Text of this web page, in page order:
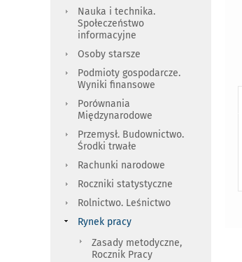
Nauka i technika.
Społeczeństwo
informacyjne
Osoby starsze
Podmioty gospodarcze.
Wyniki finansowe
Porównania
Międzynarodowe
Przemysł. Budownictwo.
Środki trwałe
Rachunki narodowe
Roczniki statystyczne
Rolnictwo. Leśnictwo
Rynek pracy
Zasady metodyczne,
Rocznik Pracy